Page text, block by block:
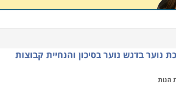
נוער בדגש נוער בסיכון והנחיית קבוצות
הנות